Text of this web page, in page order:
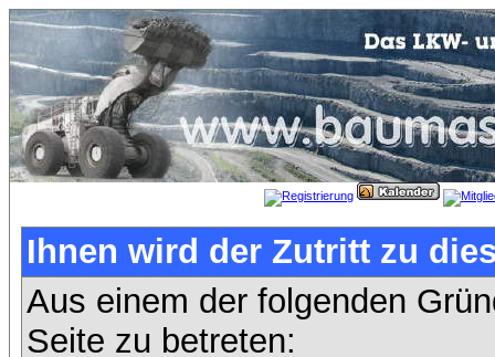
Ihnen wird der Zutritt zu
Aus einem der folgenden
Seite zu betreten: